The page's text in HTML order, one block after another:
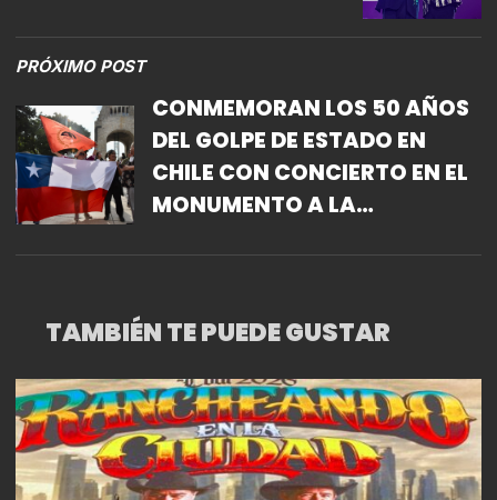
PRÓXIMO POST
CONMEMORAN LOS 50 AÑOS
DEL GOLPE DE ESTADO EN
CHILE CON CONCIERTO EN EL
MONUMENTO A LA
TAMBIÉN TE PUEDE GUSTAR